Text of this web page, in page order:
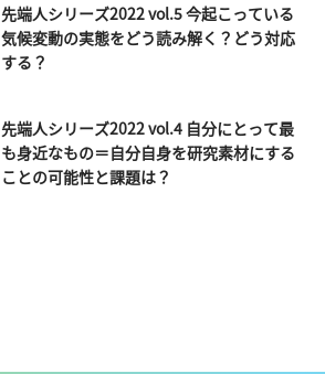
先端人シリーズ2022 vol.5 今起こっている
気候変動の実態をどう読み解く？どう対応
する？
先端人シリーズ2022 vol.4 自分にとって最
も身近なもの＝自分自身を研究素材にする
ことの可能性と課題は？